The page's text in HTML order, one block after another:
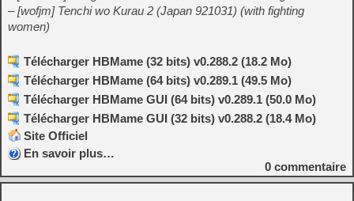
– [wofjm] Tenchi wo Kurau 2 (Japan 921031) (with fighting
women)
Télécharger HBMame (32 bits) v0.288.2 (18.2 Mo)
Télécharger HBMame (64 bits) v0.289.1 (49.5 Mo)
Télécharger HBMame GUI (64 bits) v0.289.1 (50.0 Mo)
Télécharger HBMame GUI (32 bits) v0.288.2 (18.4 Mo)
Site Officiel
En savoir plus…
0 commentaire